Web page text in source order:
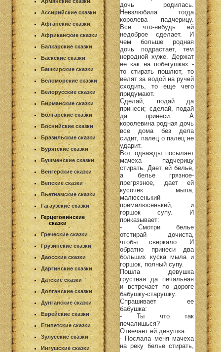
Ассирийские сказки
Афганские сказки
Африканские сказки
Балкарские сказки
Баскские сказки
Башкирские сказки
Беломорские сказки
Белорусские сказки
Бирманские сказки
Болгарские сказки
Боснийские сказки
Бразильские сказки
Бурятские сказки
Бушменские сказки
Венгерские сказки
Вепские сказки
Вьетнамские сказки
Гагаузские сказки
Герцеговинские
сказки
Греческие сказки
Грузинские сказки
Даосские сказки
Даргинские сказки
Датские сказки
Долганские сказки
Дунганские сказки
Еврейские сказки
Египетские сказки
Зулусские сказки
Ингушские сказки
дочь родилась.
Невзлюбила тогда
королева падчерицу.
Все что-нибудь ей
недоброе сделает. И
чем больше родная
дочь подрастает, тем
неродной хуже. Держат
ее как на побегушках -
то стирать пошлют, то
велят за водой на ручей
сходить, то еще чего
придумают.
Сделай, подай да
принеси; сделай, подай
да принеси. А
королевина родная дочь
все дома без дела
сидит, палец о палец не
ударит.
Вот однажды посылает
мачеха падчерицу
стирать. Дает ей белье,
а белье грязное-
прегрязное, дает ей
кусочек мыла,
малюсенький-
премалюсенький, и
горшок супу. И
приказывает:
- Смотри белье
отстирай дочиста,
чтобы сверкало. И
обратно принеси два
больших куска мыла и
горшок, полный супу.
Пошла девушка
грустная да печальная
и встречает по дороге
бабушку-старушку.
Спрашивает ее
бабушка:
- Ты что так
печалишься?
Отвечает ей девушка:
- Послала меня мачеха
на реку белье стирать,